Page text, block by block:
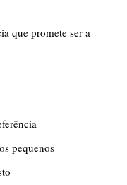
que promete ser a
pequenos